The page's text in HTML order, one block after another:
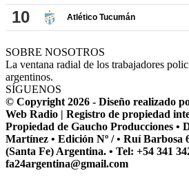
SOBRE NOSOTROS
La ventana radial de los trabajadores
argentinos.
SÍGUENOS
© Copyright 2026 - Diseño realizado
Web Radio | Registro de propiedad
Propiedad de Gaucho Producciones •
Martínez • Edición Nº / • Ruí Barbosa
(Santa Fe) Argentina. • Tel: +54 341
fa24argentina@gmail.com